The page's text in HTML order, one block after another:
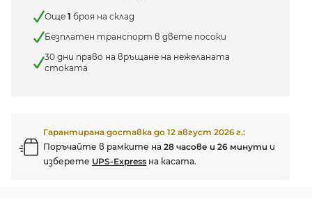
Още 1 броя на склад
Безплатен транспорт в двете посоки
30 дни право на връщане на нежеланата
стоката
Гарантирана доставка до 12 август 2026 г.:
Поръчайте в рамките на 28 часове и 26 минути и
изберете UPS-Express на касата.